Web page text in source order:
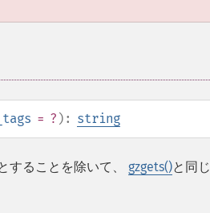
= ? ): string
することを除いて、 gzgets()と同じ